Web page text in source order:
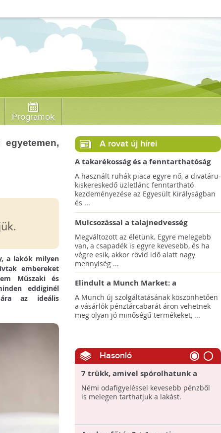
Programok
a lakók milyen
embereket
Műszaki és
eddiginél
az ideális
A rovat új hírei
A takarékosság és a fenntarthatóság
ösztönzésére a Zara 14 európai
országra terjeszti ki használtruha
szolgáltatását!
A használt ruhák piaca egyre nő, a divatáru-
kiskereskedő üzletlánc fenntartható
kezdeményezése az Egyesült Királyságban
és ...
Mulcsozással a talajnedvesség
megtartásáért
Megváltozott az életünk. Egyre melegebb
van, a csapadék is egyre kevesebb, és ha
végre esik, akkor rövid idő alatt nagy
mennyiség ...
Elindult a Munch Market: a
pazarláscsökkentő piactér
A Munch új szolgáltatásának köszönhetően
a vásárlók pénztárcabarát áron vehetnek
meg olyan jó minőségű termékeket, ...
Hasonló
7 trükk, amivel spórolhatunk a
fűtésen
Némi odafigyeléssel kevesebb pénzből
is melegen tarthatjuk a lakást.